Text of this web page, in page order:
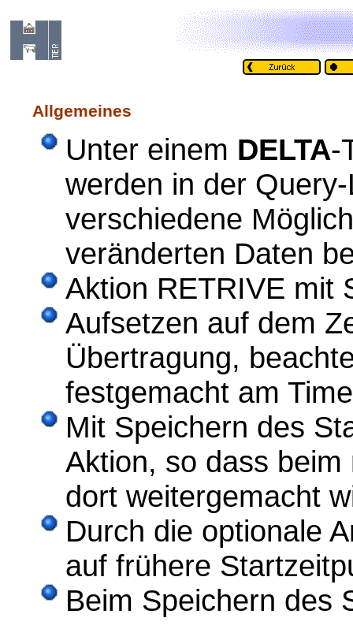
Allgemeines
Unter einem DELTA-
werden in der
verschiedene
veränderten Daten
Aktion RETRIVE mit
Aufsetzen auf dem
Übertragung,
festgemacht am
Mit Speichern des
Aktion, so dass beim
dort weitergemacht
Durch die optionale
auf frühere
Beim Speichern des